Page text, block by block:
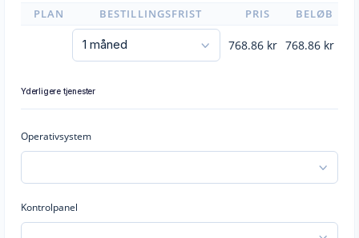
PLAN BESTILLINGSFRIST PRIS BELØB
768.86 kr 768.86 kr
Yderligere tjenester
Operativsystem
Kontrolpanel